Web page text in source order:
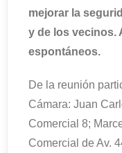
mejorar la
y de los vecinos.
espontáneos.
De la reunión
Cámara: Juan
Comercial 8;
Comercial de Av.